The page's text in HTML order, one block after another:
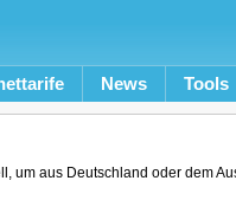
News Tools
um aus Deutschland oder dem